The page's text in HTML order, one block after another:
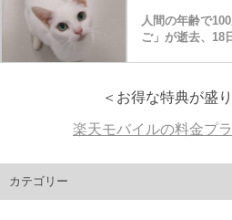
人間の年齢で
ご」が逝去、18
＜お得な特典が盛
楽天モバイルの料金プ
カテゴリー